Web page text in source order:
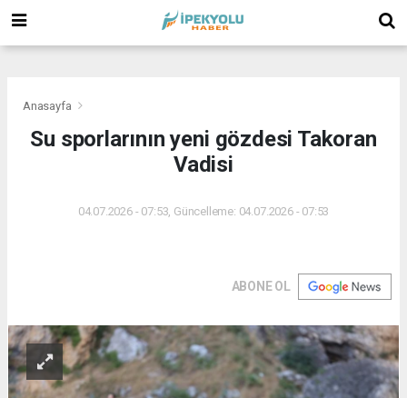
Anasayfa
Su sporlarının yeni gözdesi Takoran
Vadisi
04.07.2026 - 07:53, Güncelleme: 04.07.2026 - 07:53
ABONE OL